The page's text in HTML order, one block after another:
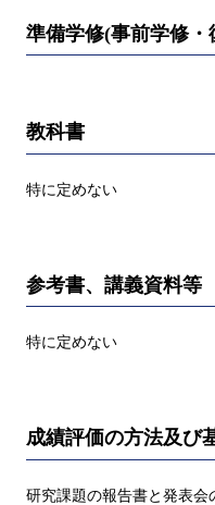
準備学修(事前学修
教科書
特に定めない
参考書、講義資料等
特に定めない
成績評価の方法及び
研究課題の報告書と発表会